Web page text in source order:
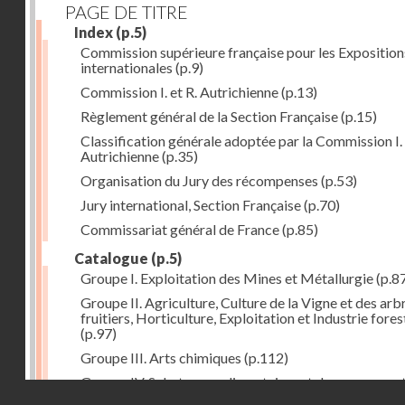
PAGE DE TITRE
Index (p.5)
Commission supérieure française pour les
internationales (p.9)
Commission I. et R. Autrichienne(p.13)
Règlement général de la Section Française(p.15)
Classification générale adoptée par la Commission I.
Autrichienne(p.35)
Organisation du Jury des récompenses (p.53)
Jury international, Section Française(p.70)
Commissariat général de France(p.85)
Catalogue (p.5)
Groupe I. Exploitation des Mines et Métallurgie
Groupe II. Agriculture, Culture de la Vigne et des
fruitiers, Horticulture, Exploitation et Industrie
(p.97)
Groupe III. Arts chimiques (p.112)
Groupe IV. Substances alimentaires et de